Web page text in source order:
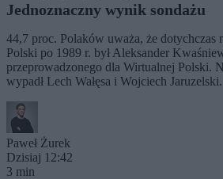
Jednoznaczny wynik sondażu
44,7 proc. Polaków uważa, że dotychczas
Polski po 1989 r. był Aleksander
przeprowadzonego dla Wirtualnej Polski.
wypadł Lech Wałęsa i Wojciech Jaruzelski.
Paweł Żurek
Dzisiaj 12:42
3 min